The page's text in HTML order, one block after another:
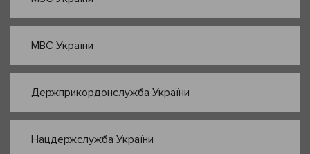
МВС України
Держприкордонслужба України
Нацдержслужба України